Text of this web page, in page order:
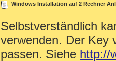
Windows Installation auf 2 Rechner
Selbstverständlich
verwenden. Der Key
passen. Siehe http://